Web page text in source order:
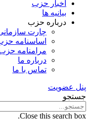
اخبار حزب
بیانیه ها
درباره حزب
چارت
اساسنامه
مرامنامه
درباره ما
تماس با ما
پنل عضویت
جستجو
Close this search box.